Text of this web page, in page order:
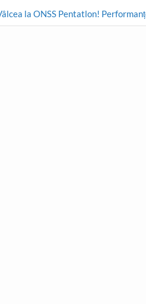
la ONSS Pentatlon!